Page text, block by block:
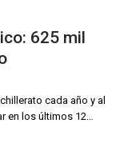
625 mil
cada año y al
en los últimos 12…